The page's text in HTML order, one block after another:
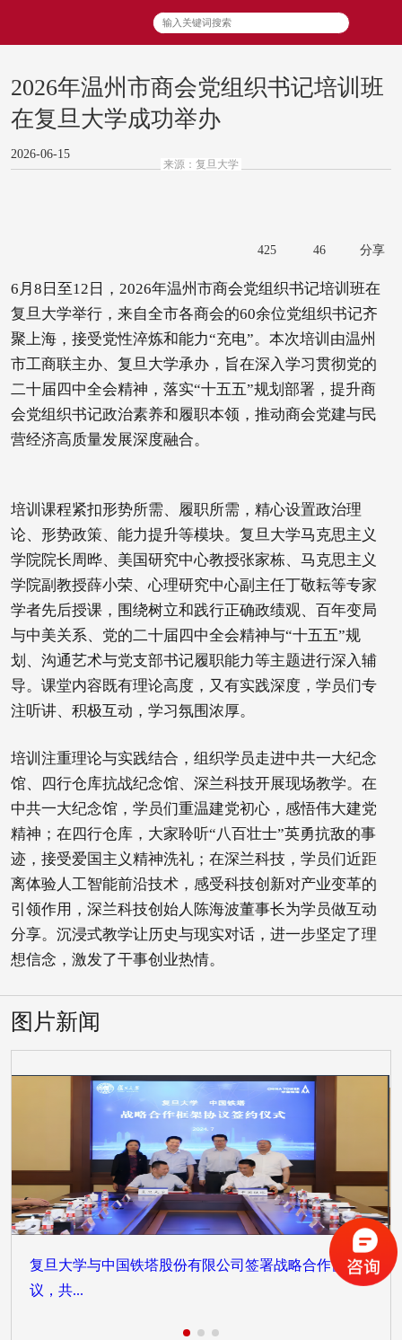
2026年温州市商会党组织书记培训班
在复旦大学成功举办
2026-06-15
425 46 分享
来源：复旦大学
6月8日至12日，2026年温州市商会党组织书记培训班在
复旦大学举行，来自全市各商会的60余位党组织书记齐
聚上海，接受党性淬炼和能力“充电”。本次培训由温州
市工商联主办、复旦大学承办，旨在深入学习贯彻党的
二十届四中全会精神，落实“十五五”规划部署，提升商
会党组织书记政治素养和履职本领，推动商会党建与民
营经济高质量发展深度融合。
培训课程紧扣形势所需、履职所需，精心设置政治理
论、形势政策、能力提升等模块。复旦大学马克思主义
学院院长周晔、美国研究中心教授张家栋、马克思主义
学院副教授薛小荣、心理研究中心副主任丁敬耘等专家
学者先后授课，围绕树立和践行正确政绩观、百年变局
与中美关系、党的二十届四中全会精神与“十五五”规
划、沟通艺术与党支部书记履职能力等主题进行深入辅
导。课堂内容既有理论高度，又有实践深度，学员们专
注听讲、积极互动，学习氛围浓厚。
培训注重理论与实践结合，组织学员走进中共一大纪念
馆、四行仓库抗战纪念馆、深兰科技开展现场教学。在
中共一大纪念馆，学员们重温建党初心，感悟伟大建党
精神；在四行仓库，大家聆听“八百壮士”英勇抗敌的事
迹，接受爱国主义精神洗礼；在深兰科技，学员们近距
离体验人工智能前沿技术，感受科技创新对产业变革的
引领作用，深兰科技创始人陈海波董事长为学员做互动
分享。沉浸式教学让历史与现实对话，进一步坚定了理
想信念，激发了干事创业热情。
图片新闻
复旦大学与中国铁塔股份有限公司签署战略合作协
议，共...